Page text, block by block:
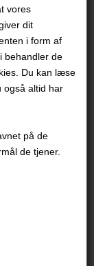
vores
dit
i form af
behandler de
Du kan læse
også altid har
på de
de tjener.